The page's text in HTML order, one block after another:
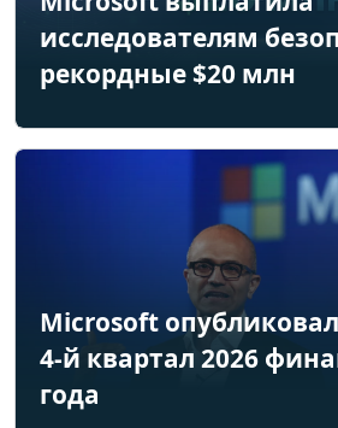
исследователям
рекордные $20 млн
Microsoft
4-й квартал 2026
года